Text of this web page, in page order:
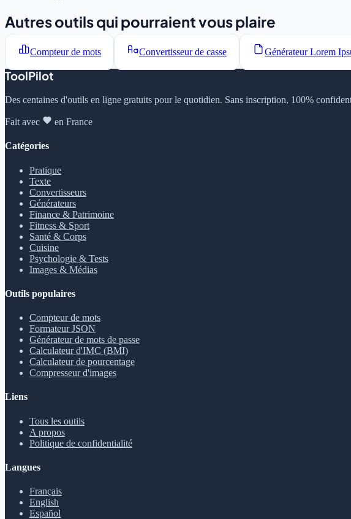
Autres outils qui pourraient vous plaire
Compteur de mots Convertisseur de casse Générateur Lorem
ToolPilot
Des centaines d'outils en ligne gratuits pour le quotidien. Sans inscription, 100%
Fait avec en France
Catégories
Pratique
Texte
Convertisseurs
Générateurs
Finance & Patrimoine
Fitness & Sport
Santé & Corps
Cuisine
Psychologie & Tests
Images & Médias
Outils populaires
Compteur de mots
Formateur JSON
Générateur de mots de passe
Calculateur d'IMC (BMI)
Calculateur de pourcentage
Compresseur d'images
Liens
Tous les outils
A propos
Politique de confidentialité
Langues
Français
English
Español